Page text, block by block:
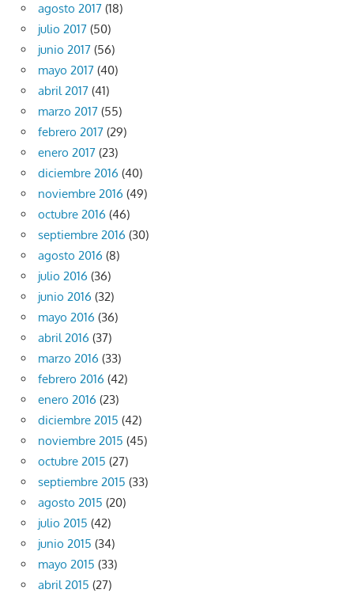
agosto 2017 (18)
julio 2017 (50)
junio 2017 (56)
mayo 2017 (40)
abril 2017 (41)
marzo 2017 (55)
febrero 2017 (29)
enero 2017 (23)
diciembre 2016 (40)
noviembre 2016 (49)
octubre 2016 (46)
septiembre 2016 (30)
agosto 2016 (8)
julio 2016 (36)
junio 2016 (32)
mayo 2016 (36)
abril 2016 (37)
marzo 2016 (33)
febrero 2016 (42)
enero 2016 (23)
diciembre 2015 (42)
noviembre 2015 (45)
octubre 2015 (27)
septiembre 2015 (33)
agosto 2015 (20)
julio 2015 (42)
junio 2015 (34)
mayo 2015 (33)
abril 2015 (27)